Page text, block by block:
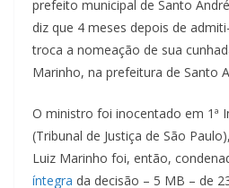
prefeito municipal de Santo
diz que 4 meses depois de
troca a nomeação de sua
Marinho, na prefeitura de Santo
O ministro foi inocentado em 1ª
(Tribunal de Justiça de São
Luiz Marinho foi, então,
íntegra da decisão – 5 MB – de